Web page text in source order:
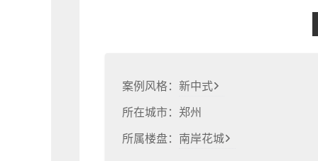
案例风格： 新中式
所在城市： 郑州
所属楼盘： 南岸花城